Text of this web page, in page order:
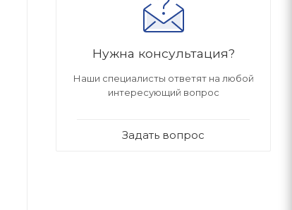
Нужна консультация?
Наши специалисты ответят на любой
интересующий вопрос
Задать вопрос